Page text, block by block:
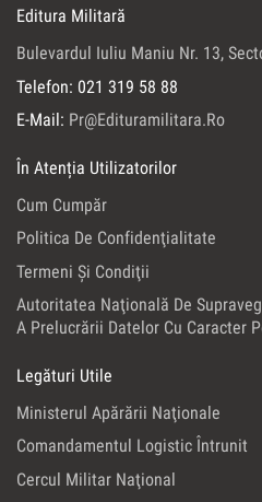
Editura Militară
Bulevardul Iuliu Maniu Nr. 13,
Telefon: 021 319 58 88
E-Mail: Pr@edituramilitara.ro
În Atenția Utilizatorilor
Cum Cumpăr
Politica De Confidenţialitate
Termeni Şi Condiţii
Autoritatea Naţională De
A Prelucrării Datelor Cu Caracter
Legături Utile
Ministerul Apărării Naţionale
Comandamentul Logistic Întrunit
Cercul Militar Naţional